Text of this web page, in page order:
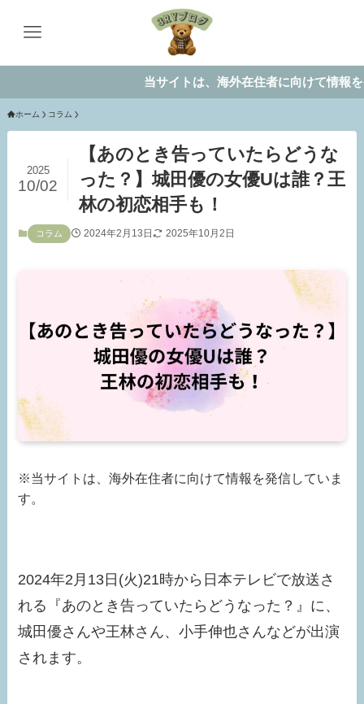
当サイトは、海外在住者に向けて情報を発信し
ホーム コラム
【あのとき告っていたらどうな
った？】城田優の女優Uは誰？王
林の初恋相手も！
2025
10/02
コラム 2024年2月13日 2025年10月2日
※当サイトは、海外在住者に向けて情報を発信していま
す。
2024年2月13日(火)21時から日本テレビで放送さ
れる『あのとき告っていたらどうなった？』に、
城田優さんや王林さん、小手伸也さんなどが出演
されます。